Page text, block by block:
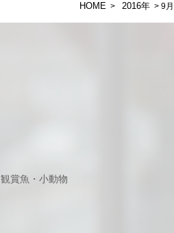
HOME > 2016年 > 9月
観賞魚・小動物